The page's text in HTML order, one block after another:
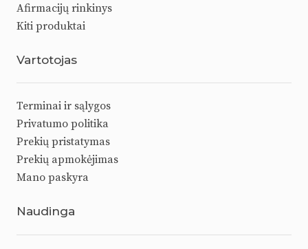
Afirmacijų rinkinys
Kiti produktai
Vartotojas
Terminai ir sąlygos
Privatumo politika
Prekių pristatymas
Prekių apmokėjimas
Mano paskyra
Naudinga